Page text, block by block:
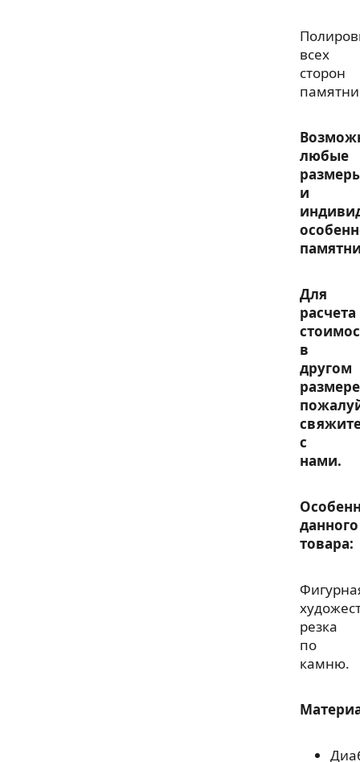
всех
сторон
любые
и
Для
расчета
в
другом
с
нами.
данного
товара:
резка
по
камню.